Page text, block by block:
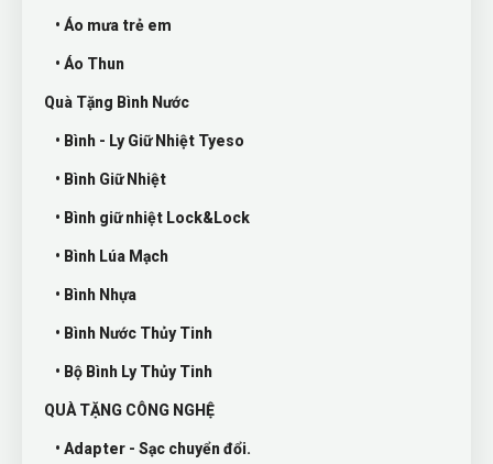
• Áo mưa trẻ em
• Áo Thun
Quà Tặng Bình Nước
• Bình - Ly Giữ Nhiệt Tyeso
• Bình Giữ Nhiệt
• Bình giữ nhiệt Lock&Lock
• Bình Lúa Mạch
• Bình Nhựa
• Bình Nước Thủy Tinh
• Bộ Bình Ly Thủy Tinh
QUÀ TẶNG CÔNG NGHỆ
• Adapter - Sạc chuyển đổi.